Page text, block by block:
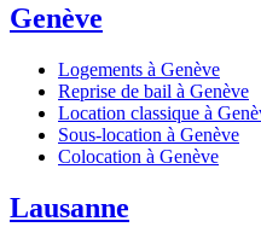
Genève
Logements à Genève
Reprise de bail à Genève
Location classique à
Sous-location à Genève
Colocation à Genève
Lausanne